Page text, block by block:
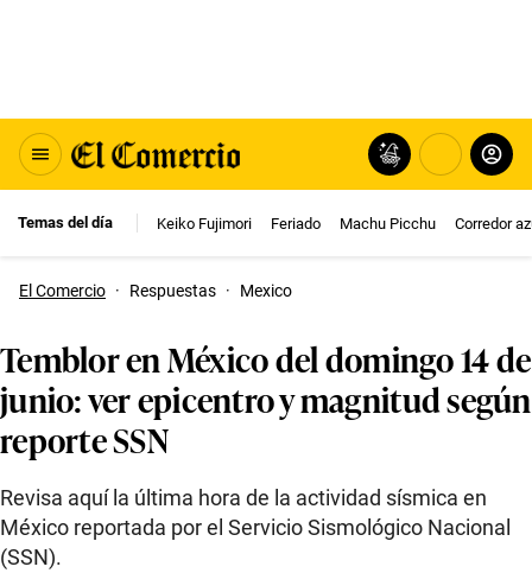
Temas del día Keiko Fujimori Feriado Machu Picchu Corredor
El Comercio · Respuestas · Mexico
Temblor en México del domingo 14 de
junio: ver epicentro y magnitud según
reporte SSN
Revisa aquí la última hora de la actividad sísmica en
México reportada por el Servicio Sismológico Nacional
(SSN).